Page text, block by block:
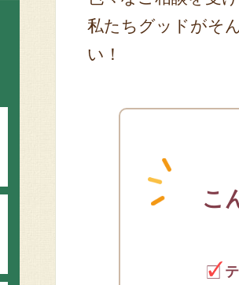
私たちグッドがそ
い！
こ